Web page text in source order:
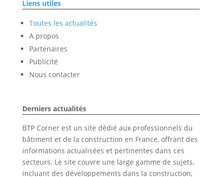
Liens utiles
Toutes les actualités
A propos
Partenaires
Publicité
Nous contacter
Derniers actualités
BTP Corner est un site dédié aux professionnels du
bâtiment et de la construction en France, offrant des
informations actualisées et pertinentes dans ces
secteurs. Le site couvre une large gamme de sujets,
incluant des développements dans la construction,